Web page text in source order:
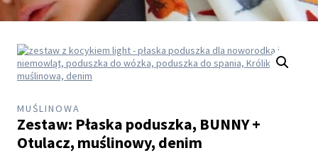
MUŚLINOWA
Zestaw: Płaska poduszka, BUNNY +
Otulacz, muślinowy, denim